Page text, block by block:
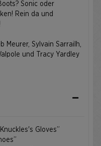
Sonic oder
Rein da und
Meurer, Sylvain Sarrailh,
und Tracy Yardley
Gloves”